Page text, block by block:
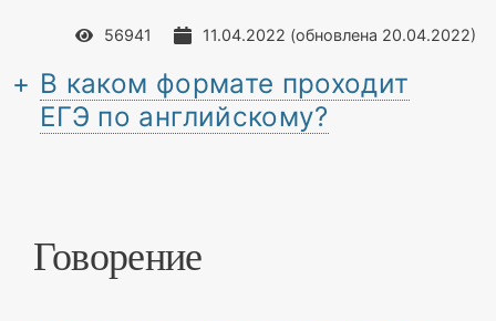
56941 11.04.2022 (обновлена 20.04.2022)
В каком формате проходит
ЕГЭ по английскому?
Говорение